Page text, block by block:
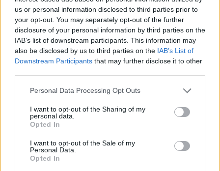
us or personal information disclosed to third parties prior to
your opt-out. You may separately opt-out of the further
disclosure of your personal information by third parties on the
IAB’s list of downstream participants. This information may
also be disclosed by us to third parties on the IAB’s List of
Downstream Participants that may further disclose it to other
Personal Data Processing Opt Outs
I want to opt-out of the Sharing of my
personal data.
Opted In
I want to opt-out of the Sale of my
Personal Data.
Opted In
Neutalia», ha replicato fuori microfono
Radice) -, inoltre, per il centro islamico ha
ribadito che «la libertà di religione va
garantita a chiunque» ma anche che «la
libertà finisce dove inizia quella degli altri».
Il futuro del quartiere
Ultimo punto messo in agenda dal Gruppo
Quartiere San Paolo la
termine per il quartieree gli impegni che i
candidati sono disposti a prendersi con chi